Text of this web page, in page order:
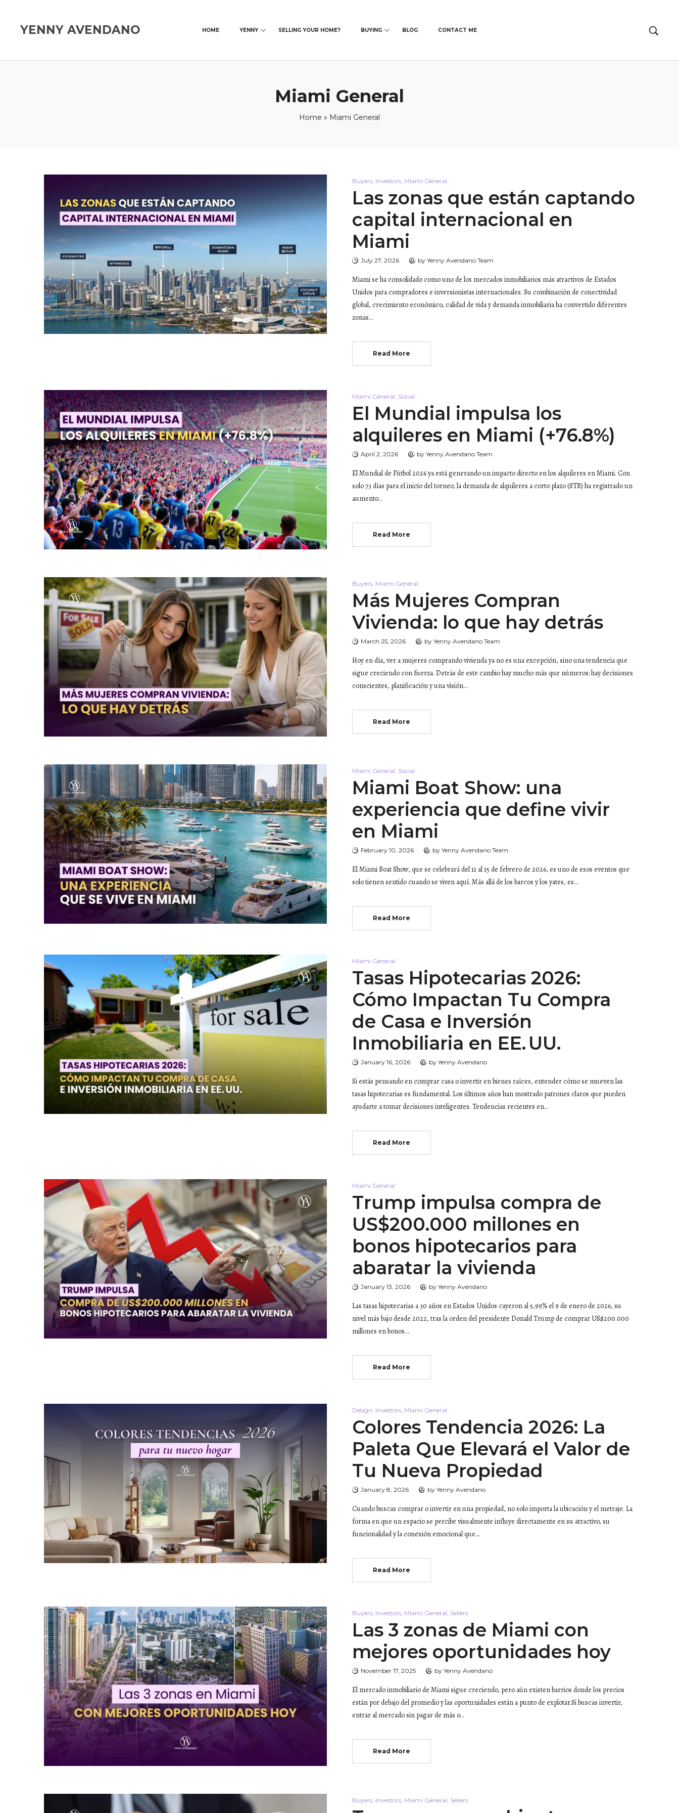
YENNY AVENDANO HOME YENNY SELLING YOUR HOME? BUYING BLOG CONTACT ME
Miami General
Home » Miami General
Buyers, Investors, Miami General
Las zonas que están captando
capital internacional en
Miami
July 27, 2026 by Yenny Avendano Team
Miami se ha consolidado como uno de los mercados inmobiliarios más atractivos de Estados
Unidos para compradores e inversionistas internacionales. Su combinación de conectividad
global, crecimiento económico, calidad de vida y demanda inmobiliaria ha convertido diferentes
zonas…
Read More
Miami General, Social
El Mundial impulsa los
alquileres en Miami (+76.8%)
April 2, 2026 by Yenny Avendano Team
El Mundial de Fútbol 2026 ya está generando un impacto directo en los alquileres en Miami. Con
solo 73 días para el inicio del torneo, la demanda de alquileres a corto plazo (STR) ha registrado un
aumento…
Read More
Buyers, Miami General
Más Mujeres Compran
Vivienda: lo que hay detrás
March 25, 2026 by Yenny Avendano Team
Hoy en día, ver a mujeres comprando vivienda ya no es una excepción, sino una tendencia que
sigue creciendo con fuerza. Detrás de este cambio hay mucho más que números: hay decisiones
conscientes, planificación y una visión…
Read More
Miami General, Social
Miami Boat Show: una
experiencia que define vivir
en Miami
February 10, 2026 by Yenny Avendano Team
El Miami Boat Show, que se celebrará del 11 al 15 de febrero de 2026, es uno de esos eventos que
solo tienen sentido cuando se viven aquí. Más allá de los barcos y los yates, es…
Read More
Miami General
Tasas Hipotecarias 2026:
Cómo Impactan Tu Compra
de Casa e Inversión
Inmobiliaria en EE. UU.
January 16, 2026 by Yenny Avendano
Si estás pensando en comprar casa o invertir en bienes raíces, entender cómo se mueven las
tasas hipotecarias es fundamental. Los últimos años han mostrado patrones claros que pueden
ayudarte a tomar decisiones inteligentes. Tendencias recientes en…
Read More
Miami General
Trump impulsa compra de
US$200.000 millones en
bonos hipotecarios para
abaratar la vivienda
January 13, 2026 by Yenny Avendano
Las tasas hipotecarias a 30 años en Estados Unidos cayeron al 5,99% el 9 de enero de 2026, su
nivel más bajo desde 2022, tras la orden del presidente Donald Trump de comprar US$200.000
millones en bonos…
Read More
Design, Investors, Miami General
Colores Tendencia 2026: La
Paleta Que Elevará el Valor de
Tu Nueva Propiedad
January 8, 2026 by Yenny Avendano
Cuando buscas comprar o invertir en una propiedad, no solo importa la ubicación y el metraje. La
forma en que un espacio se percibe visualmente influye directamente en su atractivo, su
funcionalidad y la conexión emocional que…
Read More
Buyers, Investors, Miami General, Sellers
Las 3 zonas de Miami con
mejores oportunidades hoy
November 17, 2025 by Yenny Avendano
El mercado inmobiliario de Miami sigue creciendo, pero aún existen barrios donde los precios
están por debajo del promedio y las oportunidades están a punto de explotar.Si buscas invertir,
entrar al mercado sin pagar de más o…
Read More
Buyers, Investors, Miami General, Sellers